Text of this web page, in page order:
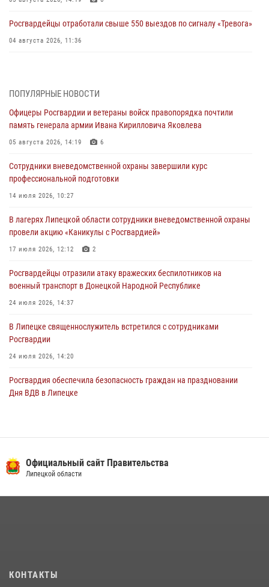
Росгвардейцы отработали свыше 550 выездов по сигналу «Тревога»
04 августа 2026, 11:36
04 августа 2026, 09:05
Росгвардия обеспечила безопасность граждан на праздновании
Дня ВДВ в Липецке
03 августа 2026, 13:43
Росгвардейцы обеспечили безопасность граждан в День Лев-
Толстовского района
03 августа 2026, 13:41
Росгвардия противодействует БПЛА ВСУ на южном направлении
(видео)
03 августа 2026, 13:39
ПОПУЛЯРНЫЕ НОВОСТИ
Офицеры Росгвардии и ветераны войск правопорядка почтили
память генерала армии Ивана Кирилловича Яковлева
05 августа 2026, 14:19 6
Сотрудники вневедомственной охраны завершили курс
профессиональной подготовки
14 июля 2026, 10:27
В лагерях Липецкой области сотрудники вневедомственной охраны
провели акцию «Каникулы с Росгвардией»
17 июля 2026, 12:12 2
Росгвардейцы отразили атаку вражеских беспилотников на
военный транспорт в Донецкой Народной Республике
24 июля 2026, 14:37
В Липецке священнослужитель встретился с сотрудниками
Росгвардии
24 июля 2026, 14:20
Росгвардия обеспечила безопасность граждан на праздновании
Дня ВДВ в Липецке
28 июля 2026, 14:38 4
20 июля 2026, 12:22
Официальный сайт Правительства
Липецкой области
КОНТАКТЫ